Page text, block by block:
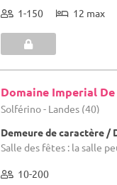
1-150 12 max
Domaine Imperial
Solférino - Landes (40)
Demeure de caractère /
Salle des fêtes : la salle
10-200